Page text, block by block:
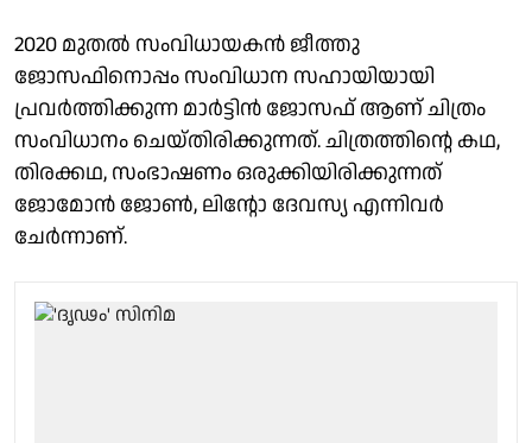
2020 മുതൽ സംവിധായകൻ ജീത്തു
ജോസഫിനൊപ്പം സംവിധാന സഹായിയായി
പ്രവർത്തിക്കുന്ന മാർട്ടിൻ ജോസഫ് ആണ് ചിത്രം
സംവിധാനം ചെയ്തിരിക്കുന്നത്. ചിത്രത്തിന്റെ കഥ,
തിരക്കഥ, സംഭാഷണം ഒരുക്കിയിരിക്കുന്നത്
ജോമോൻ ജോൺ, ലിന്റോ ദേവസ്യ എന്നിവർ
ചേർന്നാണ്.